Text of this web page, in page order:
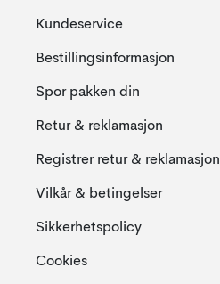
Kundeservice
Bestillingsinformasjon
Spor pakken din
Retur & reklamasjon
Registrer retur & reklamasjon
Vilkår & betingelser
Sikkerhetspolicy
Cookies